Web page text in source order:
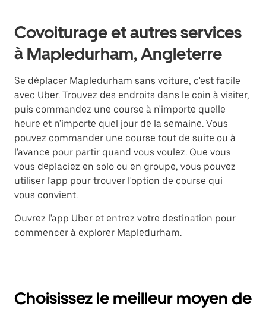
Covoiturage et autres services
à Mapledurham, Angleterre
Se déplacer Mapledurham sans voiture, c'est facile
avec Uber. Trouvez des endroits dans le coin à visiter,
puis commandez une course à n'importe quelle
heure et n'importe quel jour de la semaine. Vous
pouvez commander une course tout de suite ou à
l'avance pour partir quand vous voulez. Que vous
vous déplaciez en solo ou en groupe, vous pouvez
utiliser l'app pour trouver l'option de course qui
vous convient.
Ouvrez l'app Uber et entrez votre destination pour
commencer à explorer Mapledurham.
Choisissez le meilleur moyen de